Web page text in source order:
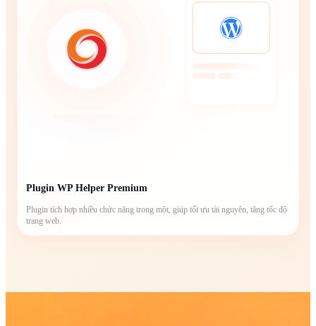
Plugin WP Helper Premium
Plugin tích hợp nhiều chức năng trong một, giúp tối ưu tài nguyên, tăng tốc độ
trang web.